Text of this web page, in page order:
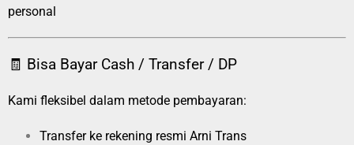
personal
🧾 Bisa Bayar Cash / Transfer / DP
Kami fleksibel dalam metode pembayaran:
Transfer ke rekening resmi Arni Trans